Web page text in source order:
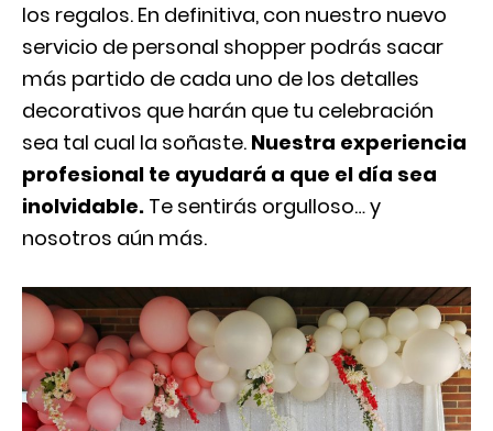
los regalos. En definitiva, con nuestro nuevo
servicio de personal shopper podrás sacar
más partido de cada uno de los detalles
decorativos que harán que tu celebración
sea tal cual la soñaste. Nuestra experiencia
profesional te ayudará a que el día sea
inolvidable. Te sentirás orgulloso… y
nosotros aún más.